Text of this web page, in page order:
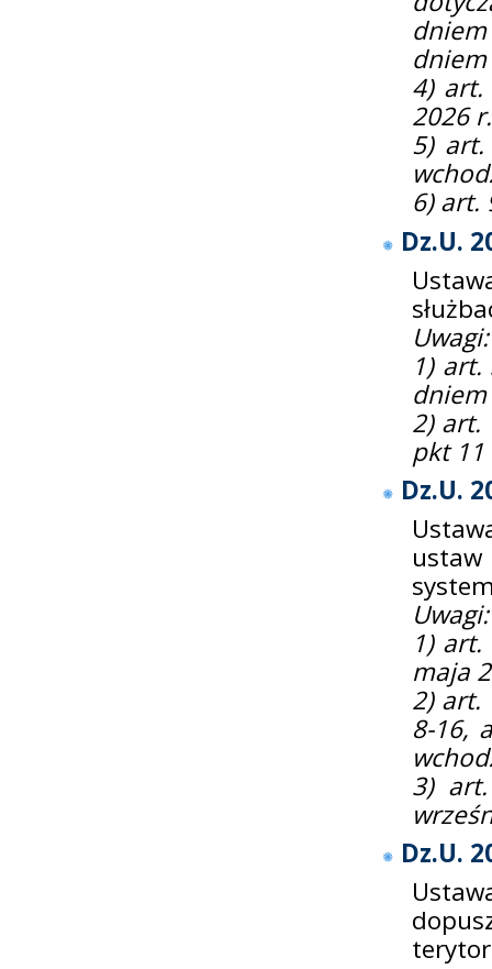
4) art.
2026
5)
6) art.
Dz.U.
Uwagi:
1)
2) art.
pkt 11
Dz.U.
Uwagi:
1)
maja
2) art.
8-16,
3)
Dz.U.